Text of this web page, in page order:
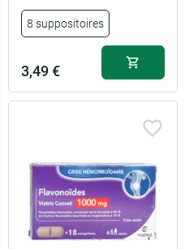
8 suppositoires
3,49 €